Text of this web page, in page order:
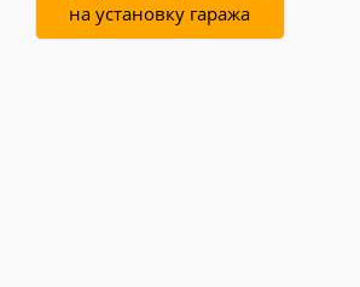
на установку гаража